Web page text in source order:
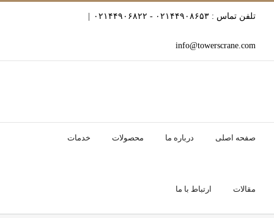
تلفن تماس : ۰۲۱۴۴۹۰۸۶۵۳ - ۰۲۱۴۴۹۰۶۸۲۲
info@towerscrane.com
صفحه اصلی درباره ما محصولات خدمات
مقالات ارتباط با ما